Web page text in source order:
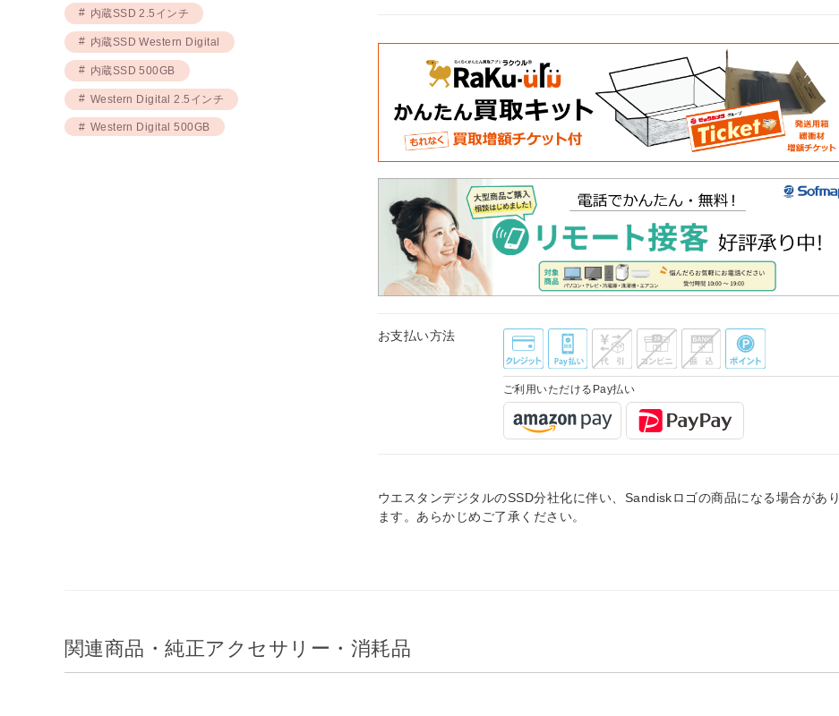
お支払い方法
ご利用いただけるPay払い
ウエスタンデジタルのSSD分社化に伴い、Sandiskロゴの商品になる場合があり
ます。あらかじめご了承ください。
内蔵SSD 2.5インチ
内蔵SSD Western Digital
内蔵SSD 500GB
Western Digital 2.5インチ
Western Digital 500GB
関連商品・純正アクセサリー・消耗品